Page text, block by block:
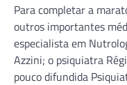
Para completar a
outros importantes
especialista em
Azzini; o psiquiatra
pouco difundida